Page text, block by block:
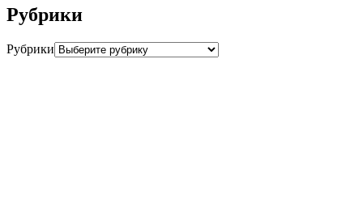
Рубрики
Рубрики